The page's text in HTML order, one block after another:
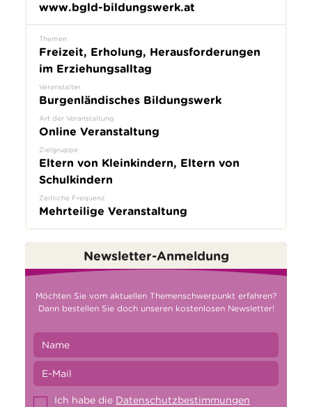
www.bgld-bildungswerk.at
Themen
Freizeit, Erholung, Herausforderungen
im Erziehungsalltag
Veranstalter
Burgenländisches Bildungswerk
Art der Veranstaltung
Online Veranstaltung
Zielgruppe
Eltern von Kleinkindern, Eltern von
Schulkindern
Zeitliche Frequenz
Mehrteilige Veranstaltung
Newsletter-Anmeldung
Möchten Sie vom aktuellen Themenschwerpunkt erfahren?
Dann bestellen Sie doch unseren kostenlosen Newsletter!
Ich habe die Datenschutzbestimmungen